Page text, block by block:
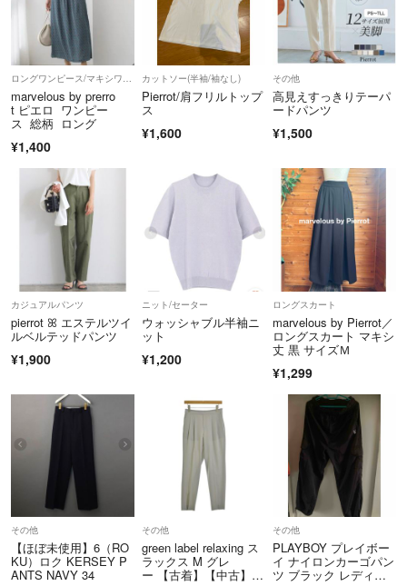
#学校行事
#uniqlo
#ユニクロ
#ジーユー
#zara
#ザラ
#nanouniverse
#ナノユニバース
#urbanresearch
#ディーホリック
#birthdaybash
#バースデーバッシュ
#bb
#ungrid
#pierro
好きな方にも！
ウエスト···64cm
ヒップ···96cm
股上···28cm
股下···64cm
カラー···ピンク
marvelous by prerro
t ピエロ ワンピー
ス 総柄 ロング
¥1,400
カットソー(半袖/袖なし)
Pierrot/肩フリルトップ
ス
¥1,600
その他
高見えすっきりテーパ
ードパンツ
¥1,500
カジュアルパンツ
pierrot ꕤ エステルツイ
ルベルテッドパンツ
¥1,900
ニット/セーター
ウォッシャブル半袖ニ
ット
¥1,200
ロングスカート
marvelous by Pierrot／
ロングスカート マキシ
丈 黒 サイズＭ
¥1,299
その他
【ほぼ未使用】6（RO
KU）ロク KERSEY P
ANTS NAVY 34
その他
green label relaxing ス
ラックス M グレ
ー 【古着】【中古】
その他
PLAYBOY プレイボー
イ ナイロンカーゴパン
ツ ブラック レディー